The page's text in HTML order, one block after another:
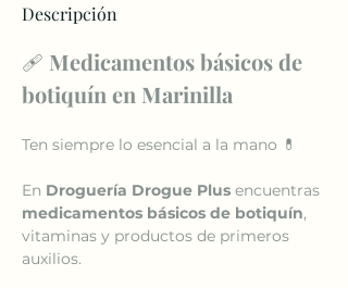
Descripción
🩹 Medicamentos básicos de
botiquín en Marinilla
Ten siempre lo esencial a la mano 💊
En Droguería Drogue Plus encuentras
medicamentos básicos de botiquín,
vitaminas y productos de primeros
auxilios.